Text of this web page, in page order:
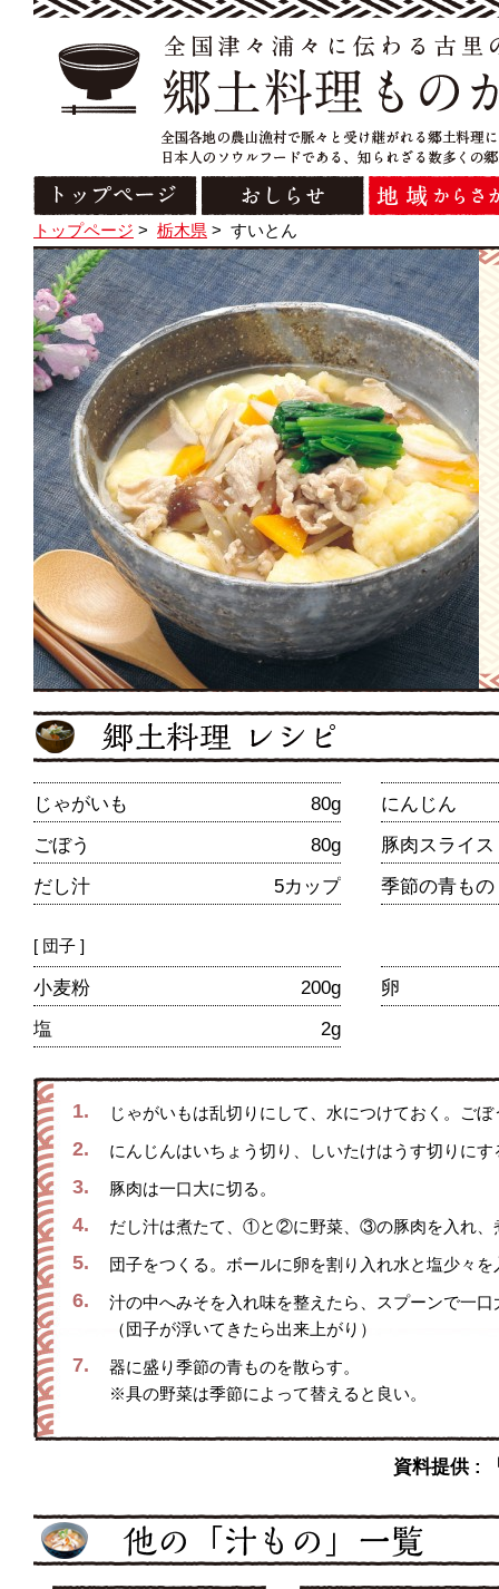
トップページ > 栃木県 > すいとん
じゃがいも 80g
にんじん
ごぼう
80g
豚肉スライス
だし汁
5カップ 季節の青もの
[ 団子 ]
小麦粉 200g
卵
塩
2g
1. じゃがいもは乱切りにして、水につけておく。ご
2. にんじんはいちょう切り、しいたけはうす切りにす
3. 豚肉は一口大に切る。
4. だし汁は煮たて、①と②に野菜、③の豚肉を入れ、
5. 団子をつくる。ボールに卵を割り入れ水と塩少々
6.
汁の中へみそを入れ味を整えたら、スプーンで一
（団子が浮いてきたら出来上がり）
7.
器に盛り季節の青ものを散らす。
※具の野菜は季節によって替えると良い。
資料提供 :